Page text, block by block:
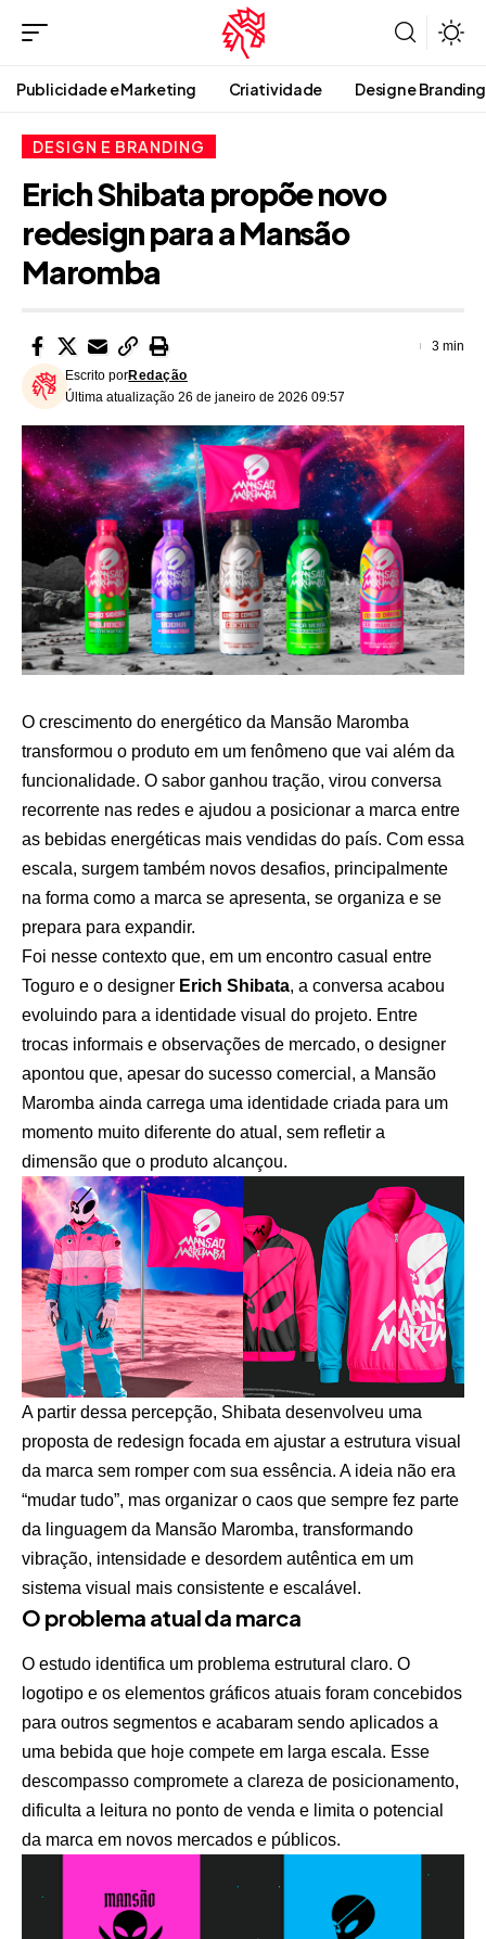
Publicidade e Marketing Criatividade Design e Branding
DESIGN E BRANDING
Erich Shibata propõe novo
redesign para a Mansão
Maromba
Última atualização 26 de janeiro de 2026 09:57
Escrito porRedação
3 min
O crescimento do energético da Mansão Maromba
transformou o produto em um fenômeno que vai além da
funcionalidade. O sabor ganhou tração, virou conversa
recorrente nas redes e ajudou a posicionar a marca entre
as bebidas energéticas mais vendidas do país. Com essa
escala, surgem também novos desafios, principalmente
na forma como a marca se apresenta, se organiza e se
prepara para expandir.
Foi nesse contexto que, em um encontro casual entre
Toguro e o designer Erich Shibata, a conversa acabou
evoluindo para a identidade visual do projeto. Entre
trocas informais e observações de mercado, o designer
apontou que, apesar do sucesso comercial, a Mansão
Maromba ainda carrega uma identidade criada para um
momento muito diferente do atual, sem refletir a
dimensão que o produto alcançou.
A partir dessa percepção, Shibata desenvolveu uma
proposta de redesign focada em ajustar a estrutura visual
da marca sem romper com sua essência. A ideia não era
“mudar tudo”, mas organizar o caos que sempre fez parte
da linguagem da Mansão Maromba, transformando
vibração, intensidade e desordem autêntica em um
sistema visual mais consistente e escalável.
O problema atual da marca
O estudo identifica um problema estrutural claro. O
logotipo e os elementos gráficos atuais foram concebidos
para outros segmentos e acabaram sendo aplicados a
uma bebida que hoje compete em larga escala. Esse
descompasso compromete a clareza de posicionamento,
dificulta a leitura no ponto de venda e limita o potencial
da marca em novos mercados e públicos.